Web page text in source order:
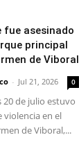
fue asesinado
principal
de Viboral
- Jul 21, 2026 0
20 de julio estuvo
violencia en el
de Viboral,...